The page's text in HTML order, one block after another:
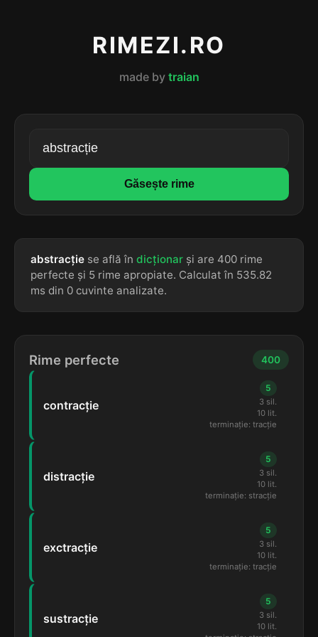
RIMEZI.RO
made by traian
Găsește rime
abstracție se află în dicționar și are 400 rime
perfecte și 5 rime apropiate. Calculat în 535.82
ms din 0 cuvinte analizate.
Rime perfecte 400
contracție
5
3 sil.
10 lit.
terminație: tracție
distracție
5
3 sil.
10 lit.
terminație: stracție
exctracție
5
3 sil.
10 lit.
terminație: tracție
sustracție
5
3 sil.
10 lit.